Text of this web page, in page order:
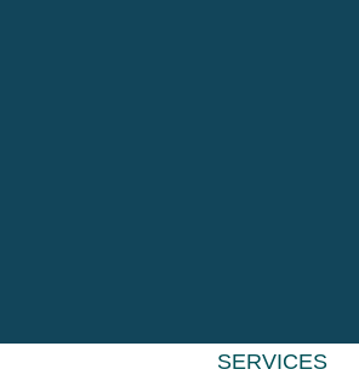
SERVICES